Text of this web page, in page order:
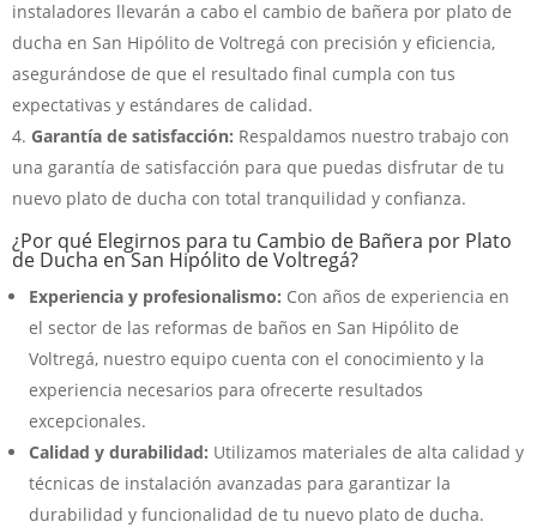
instaladores llevarán a cabo el cambio de bañera por plato de
ducha en San Hipólito de Voltregá con precisión y eficiencia,
asegurándose de que el resultado final cumpla con tus
expectativas y estándares de calidad.
Garantía de satisfacción: Respaldamos nuestro trabajo con
una garantía de satisfacción para que puedas disfrutar de tu
nuevo plato de ducha con total tranquilidad y confianza.
¿Por qué Elegirnos para tu Cambio de Bañera por Plato
de Ducha en San Hipólito de Voltregá?
Experiencia y profesionalismo: Con años de experiencia en
el sector de las reformas de baños en San Hipólito de
Voltregá, nuestro equipo cuenta con el conocimiento y la
experiencia necesarios para ofrecerte resultados
excepcionales.
Calidad y durabilidad: Utilizamos materiales de alta calidad y
técnicas de instalación avanzadas para garantizar la
durabilidad y funcionalidad de tu nuevo plato de ducha.